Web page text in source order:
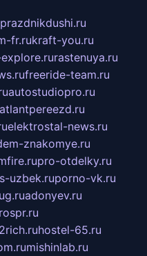
prazdnikdushi.ru
fr.rukraft-you.ru
rastenuya.ru
freeride-team.ru
autostudiopro.ru
atlantpereezd.ru
elektrostal-news.ru
znakomye.ru
pro-otdelky.ru
uzbek.ruporno-vk.ru
adonyev.ru
2rich.ruhostel-65.ru
mishinlab.ru